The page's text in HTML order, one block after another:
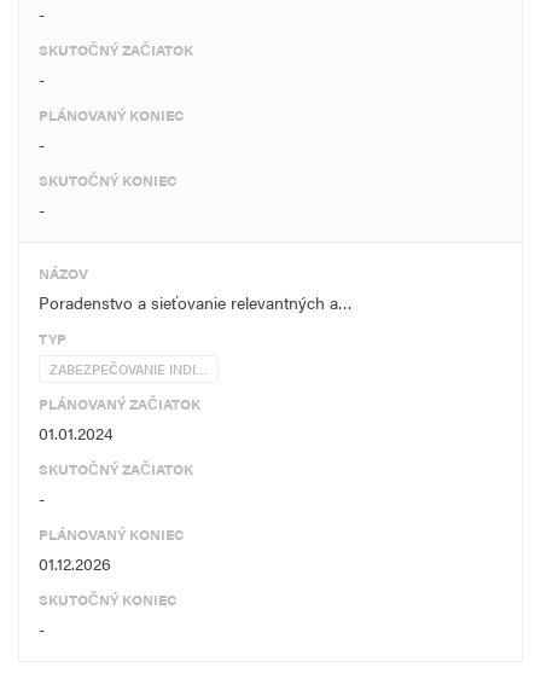
-
SKUTOČNÝ ZAČIATOK
-
PLÁNOVANÝ KONIEC
-
SKUTOČNÝ KONIEC
-
NÁZOV
Poradenstvo a sieťovanie relevantných a…
TYP
ZABEZPEČOVANIE INDI…
PLÁNOVANÝ ZAČIATOK
01.01.2024
SKUTOČNÝ ZAČIATOK
-
PLÁNOVANÝ KONIEC
01.12.2026
SKUTOČNÝ KONIEC
-